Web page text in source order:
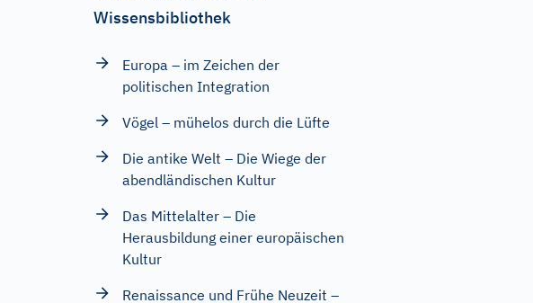
Wissensbibliothek
Europa – im Zeichen der
politischen Integration
Vögel – mühelos durch die Lüfte
Die antike Welt – Die Wiege der
abendländischen Kultur
Das Mittelalter – Die
Herausbildung einer europäischen
Kultur
Renaissance und Frühe Neuzeit –